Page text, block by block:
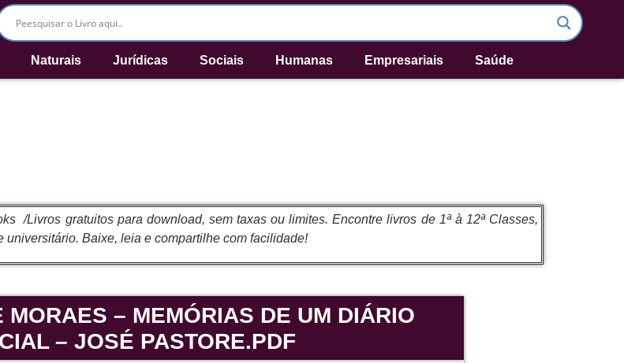
Naturais Jurídicas Sociais Humanas Empresariais Saúde
/Livros gratuitos para download, sem taxas ou limites. Encontre livros de 1ª à 12ª Classes,
Baixe, leia e compartilhe com facilidade!
MORAES – MEMÓRIAS DE UM DIÁRIO
– JOSÉ PASTORE.PDF